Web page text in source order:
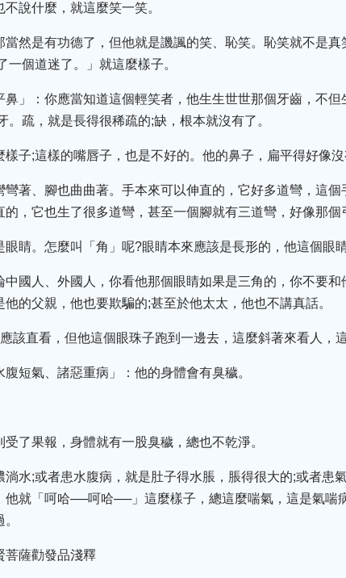
說什麼，就這麼笑一笑。
然是有功德了，但他就是譏諷的笑、恥笑。恥笑就不是
個道迷了。」就這麼樣子。
鼻」：你應當知道這個輕笑者，他生生世世那個牙齒，不
疏，就是長得很稀疏的;缺，根本就沒有了。
子;這樣的嘴唇子，也是不好的。他的鼻子，扁平得好像沒
彎著、腳也曲曲著。手本來可以伸直的，它好多道彎，這
，它也生了很多道彎，甚至一個腳就有三道彎，好像那個
眼睛。怎麼叫「角」呢?眼睛本來應該是長形的，他這個眼
國人、外國人，你看他那個眼睛如果是三角的，你不要
的父親，他也要欺騙的;甚至於他太太，他也不講真話。
該直看，但他這個眼珠子跑到一邊去，這麼斜著來看人，
腹短氣、諸惡重病」：他的身體會有臭穢。
了果報，身體就有一股臭穢，總也不乾淨。
水;或者患水腹病，就是肚子得水脹，脹得很大的;或者患
他就「呵哈──呵哈──」這麼樣子，總這麼喘氣，這是氣喘
菩薩勸發品淺釋